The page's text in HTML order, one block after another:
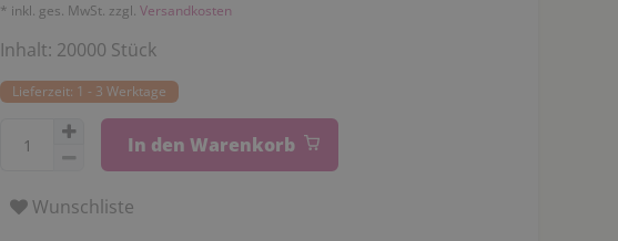
* inkl. ges. MwSt. zzgl. Versandkosten
Inhalt: 20000 Stück
Lieferzeit: 1 - 3 Werktage
In den Warenkorb
Wunschliste